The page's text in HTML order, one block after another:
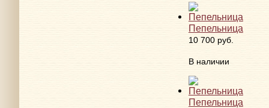
Пепельница
10 700 руб.
В наличии
Пепельница